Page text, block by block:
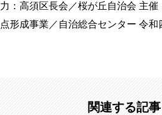
：高須区長会／桜が丘自治会 主
形成事業／自治総合センター 令
関連する記事